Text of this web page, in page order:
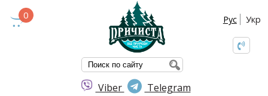
ФОРМА
Viber
Telegram
0 Рус Укр